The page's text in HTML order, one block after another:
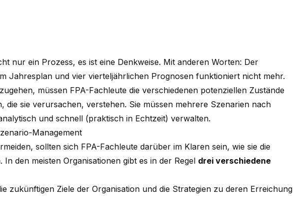
nur ein Prozess, es ist eine Denkweise. Mit anderen Worten: Der
Jahresplan und vier vierteljährlichen Prognosen funktioniert nicht mehr.
müssen FPA-Fachleute die verschiedenen potenziellen Zustände
die sie verursachen, verstehen. Sie müssen mehrere Szenarien nach
und schnell (praktisch in Echtzeit) verwalten.
Management
sollten sich FPA-Fachleute darüber im Klaren sein, wie sie die
den meisten Organisationen gibt es in der Regel drei verschiedene
zukünftigen Ziele der Organisation und die Strategien zu deren Erreichung